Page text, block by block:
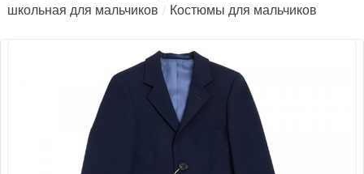
школьная для мальчиков
Костюмы для мальчиков